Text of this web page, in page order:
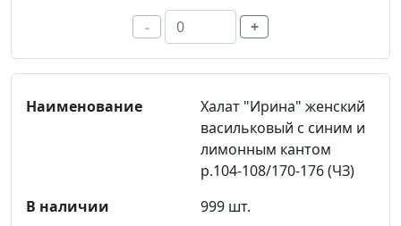
- +
Халат "Ирина" женский
васильковый с синим и
лимонным кантом
р.104-108/170-176 (ЧЗ)
999 шт.